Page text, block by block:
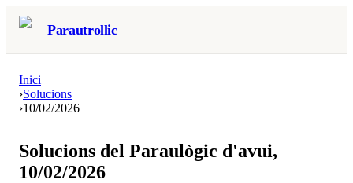
Parautrollic
Inici
›Solucions
›10/02/2026
Solucions del Paraulògic d'avui,
10/02/2026